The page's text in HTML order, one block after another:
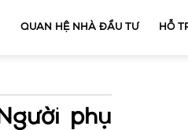
QUAN HỆ NHÀ ĐẦU TƯ HỖ
phụ